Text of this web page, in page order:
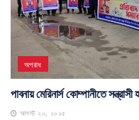
অপরাধ
পাবনায় মেরিনার্স কোম্পানীতে
আগস্ট ২০, ২০২৫